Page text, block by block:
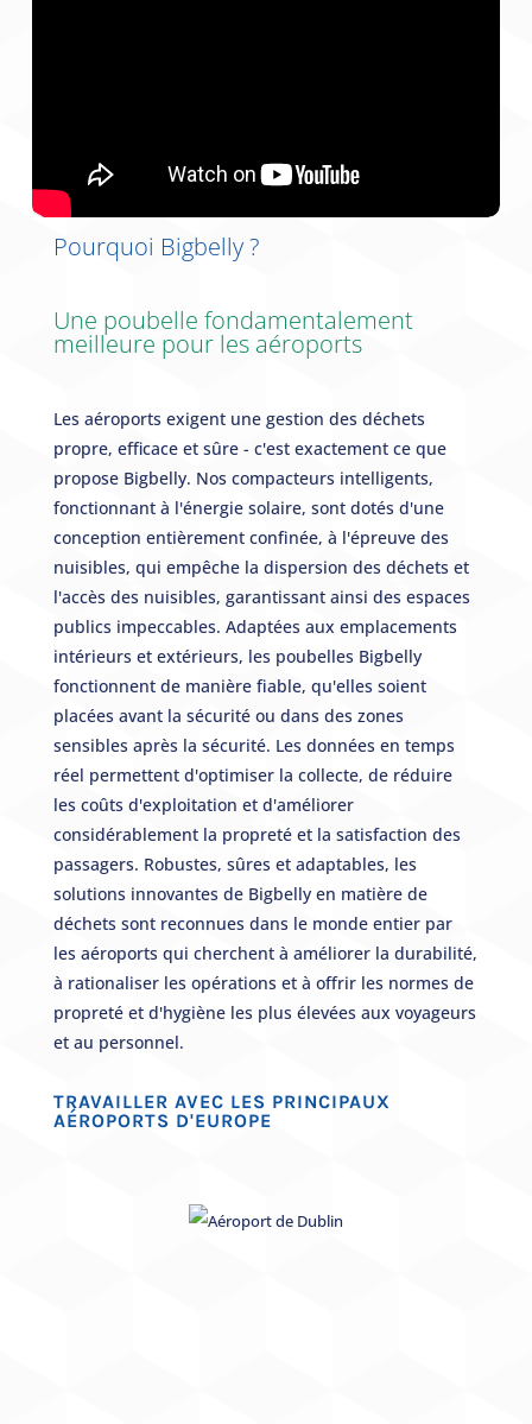
Pourquoi Bigbelly ?
Une poubelle fondamentalement
meilleure pour les aéroports
Les aéroports exigent une gestion des déchets
propre, efficace et sûre - c'est exactement ce que
propose Bigbelly. Nos compacteurs intelligents,
fonctionnant à l'énergie solaire, sont dotés d'une
conception entièrement confinée, à l'épreuve des
nuisibles, qui empêche la dispersion des déchets et
l'accès des nuisibles, garantissant ainsi des espaces
publics impeccables. Adaptées aux emplacements
intérieurs et extérieurs, les poubelles Bigbelly
fonctionnent de manière fiable, qu'elles soient
placées avant la sécurité ou dans des zones
sensibles après la sécurité. Les données en temps
réel permettent d'optimiser la collecte, de réduire
les coûts d'exploitation et d'améliorer
considérablement la propreté et la satisfaction des
passagers. Robustes, sûres et adaptables, les
solutions innovantes de Bigbelly en matière de
déchets sont reconnues dans le monde entier par
les aéroports qui cherchent à améliorer la durabilité,
à rationaliser les opérations et à offrir les normes de
propreté et d'hygiène les plus élevées aux voyageurs
et au personnel.
TRAVAILLER AVEC LES PRINCIPAUX
AÉROPORTS D'EUROPE